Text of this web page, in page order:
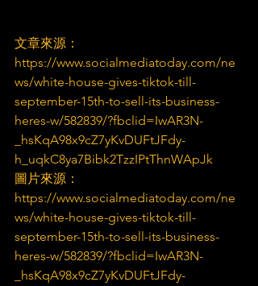
文章來源：
https://www.socialmediatoday.com/ne
ws/white-house-gives-tiktok-till-
september-15th-to-sell-its-business-
heres-w/582839/?fbclid=IwAR3N-
_hsKqA98x9cZ7yKvDUFtJFdy-
h_uqkC8ya7Bibk2TzzIPtThnWApJk
圖片來源：
https://www.socialmediatoday.com/ne
ws/white-house-gives-tiktok-till-
september-15th-to-sell-its-business-
heres-w/582839/?fbclid=IwAR3N-
_hsKqA98x9cZ7yKvDUFtJFdy-